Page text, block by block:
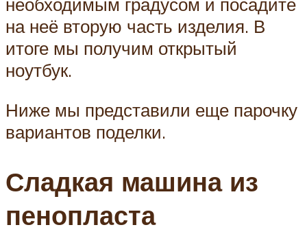
на неё вторую часть изделия. В
итоге мы получим открытый
ноутбук.
Ниже мы представили еще парочку
вариантов поделки.
Сладкая машина из
пенопласта